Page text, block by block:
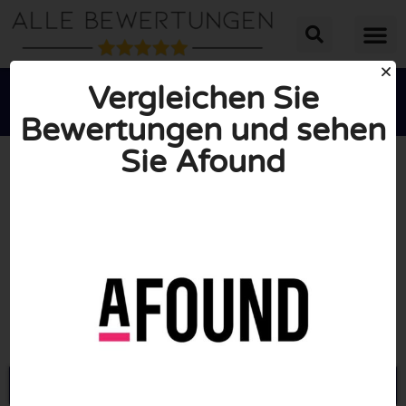

INSGESAMT: 10/10
(0 Bewertungen)
Vergleichen Sie
Bewertungen und sehen
Sie Afound